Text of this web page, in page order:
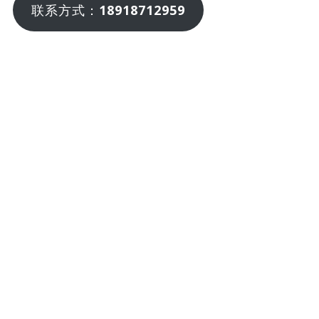
联系方式： 18918712959